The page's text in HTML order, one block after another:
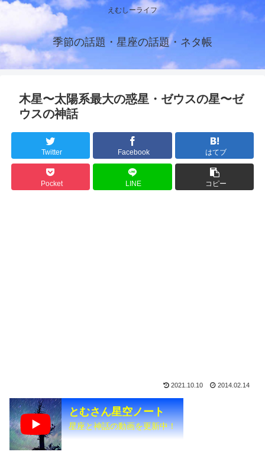
えむしーライフ
季節の話題・星座の話題・ネタ帳
木星〜太陽系最大の惑星・ゼウスの星〜ゼ
ウスの神話
Twitter Facebook はてブ
Pocket LINE コピー
2021.10.10 2014.02.14
とむさん星空ノート
星座と神話の動画を更新中！